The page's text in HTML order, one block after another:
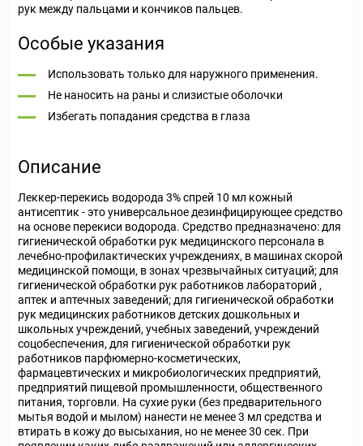
рук между пальцами и кончиков пальцев.
Особые указания
Использовать только для наружного применения.
Не наносить на раны и слизистые оболочки
Избегать попадания средства в глаза
Описание
Леккер-перекись водорода 3% спрей 10 мл кожный
антисептик - это универсальное дезинфицирующее средство
на основе перекиси водорода. Средство предназначено: для
гигиенической обработки рук медицинского персонала в
лечебно-профилактических учреждениях, в машинах скорой
медицинской помощи, в зонах чрезвычайных ситуаций; для
гигиенической обработки рук работников лабораторий ,
аптек и аптечных заведений; для гигиенической обработки
рук медицинских работников детских дошкольных и
школьных учреждений, учебных заведений, учреждений
соцобеспечения, для гигиенической обработки рук
работников парфюмерно-косметических,
фармацевтических и микробиологических предприятий,
предприятий пищевой промышленности, общественного
питания, торговли. На сухие руки (без предварительного
мытья водой и мылом) нанести не менее 3 мл средства и
втирать в кожу до высыхания, но не менее 30 сек. При